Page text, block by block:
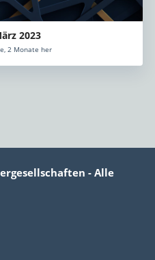
2023
2 Monate her
- Alle